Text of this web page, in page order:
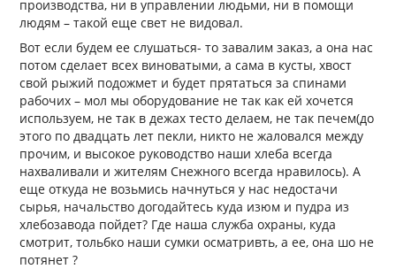
производства, ни в управлении людьми, ни в помощи
людям – такой еще свет не видовал.
Вот если будем ее слушаться- то завалим заказ, а она нас
потом сделает всех виноватыми, а сама в кусты, хвост
свой рыжий подожмет и будет прятаться за спинами
рабочих – мол мы оборудование не так как ей хочется
используем, не так в дежах тесто делаем, не так печем(до
этого по двадцать лет пекли, никто не жаловался между
прочим, и высокое руководство наши хлеба всегда
нахваливали и жителям Снежного всегда нравилось). А
еще откуда не возьмись начнуться у нас недостачи
сырья, начальство догодайтесь куда изюм и пудра из
хлебозавода пойдет? Где наша служба охраны, куда
смотрит, тольбко наши сумки осматривть, а ее, она шо не
потянет ?